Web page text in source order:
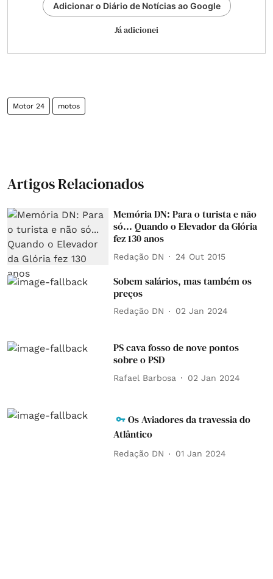
Adicionar o Diário de Notícias ao Google
Já adicionei
Motor 24 motos
Artigos Relacionados
Memória DN: Para o turista e não
só... Quando o Elevador da Glória
fez 130 anos
Redação DN 24 Out 2015
Sobem salários, mas também os
preços
Redação DN 02 Jan 2024
PS cava fosso de nove pontos
sobre o PSD
Rafael Barbosa 02 Jan 2024
Os Aviadores da travessia do
Atlântico
Redação DN 01 Jan 2024